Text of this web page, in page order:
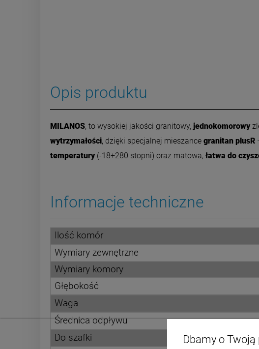
Opis produktu
MILANOS, to wysokiej jakości granitowy, jednokomorowy
wytrzymałości, dzięki specjalnej mieszance granitan plusR
temperatury (-18+280 stopni) oraz matowa, łatwa do
Informacje techniczne
Ilość komór
Wymiary zewnętrzne
Wymiary komory
Głębokość
Waga
Średnica odpływu
Do szafki
Dbamy o